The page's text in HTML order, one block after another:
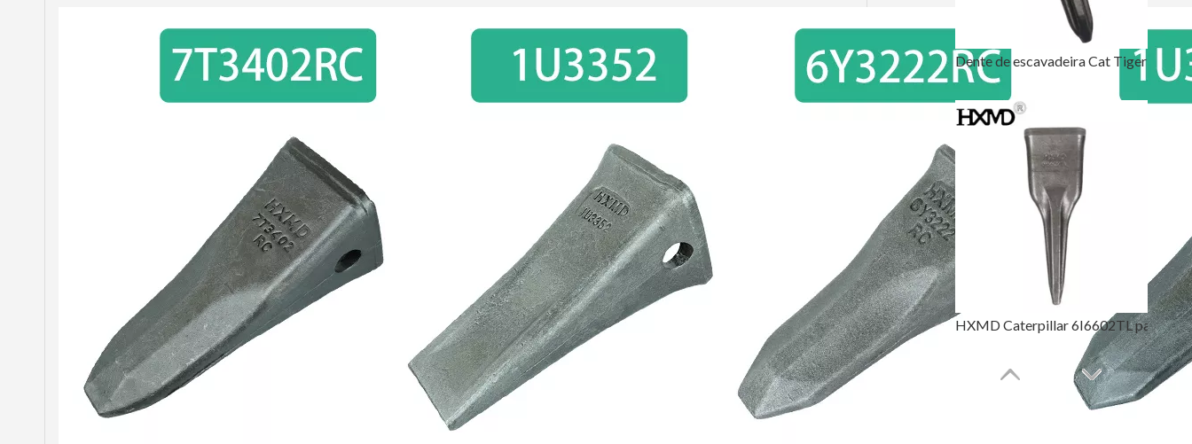
HXMD Caterpillar 6I6602TL para E365 J600 J650 Forjando dente de balde de tigre